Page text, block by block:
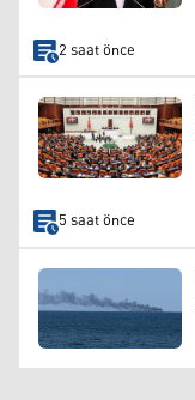
2 saat önce
5 saat önce